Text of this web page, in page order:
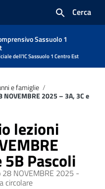
Cerca
Sassuolo 1
dell'IC Sassuolo 1 Centro Est
e famiglie /
2025 – 3A, 3C e
lezioni
5B Pascoli
28 NOVEMBRE 2025 -
circolare